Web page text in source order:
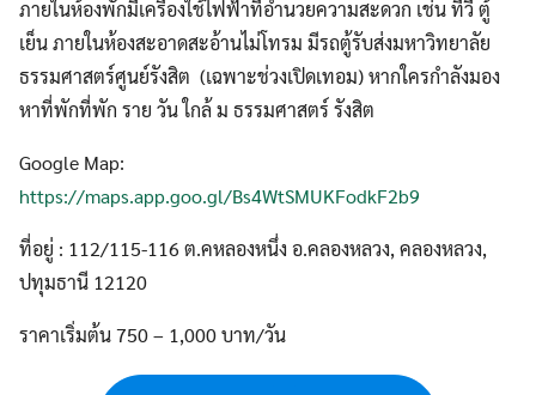
ภายในห้องพักมีเครื่องใช้ไฟฟ้าที่อำนวยความสะดวก เช่น ทีวี ตู้
เย็น ภายในห้องสะอาดสะอ้านไม่โทรม มีรถตู้รับส่งมหาวิทยาลัย
ธรรมศาสตร์ศูนย์รังสิต (เฉพาะช่วงเปิดเทอม) หากใครกำลังมอง
หาที่พักที่พัก ราย วัน ใกล้ ม ธรรมศาสตร์ รังสิต
Google Map:
https://maps.app.goo.gl/Bs4WtSMUKFodkF2b9
ที่อยู่ : 112/115-116 ต.คหลองหนึ่ง อ.คลองหลวง, คลองหลวง,
ปทุมธานี 12120
ราคาเริ่มต้น 750 – 1,000 บาท/วัน